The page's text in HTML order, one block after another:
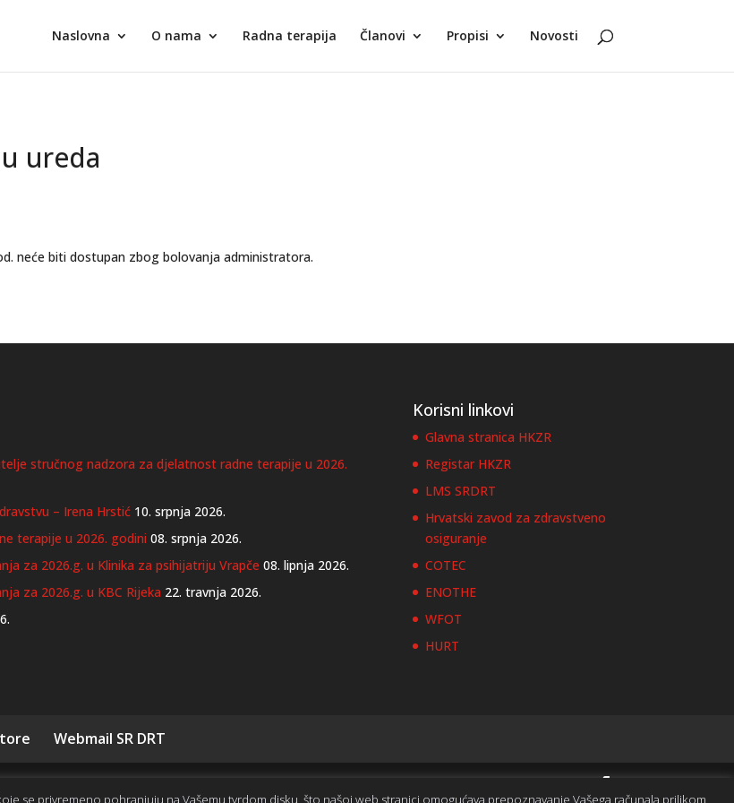
Naslovna O nama Radna terapija Članovi Propisi Novosti
ureda
neće biti dostupan zbog bolovanja administratora.
stručnog nadzora za djelatnost radne terapije u 2026.
– Irena Hrstić 10. srpnja 2026.
terapije u 2026. godini 08. srpnja 2026.
za 2026.g. u Klinika za psihijatriju Vrapče 08. lipnja 2026.
za 2026.g. u KBC Rijeka 22. travnja 2026.
Korisni linkovi
Glavna stranica HKZR
Registar HKZR
LMS SRDRT
Hrvatski zavod za zdravstveno
osiguranje
COTEC
ENOTHE
WFOT
HURT
Webmail SR DRT
se privremeno pohranjuju na Vašemu tvrdom disku, što našoj web stranici omogućava prepoznavanje Vašega računala prilikom